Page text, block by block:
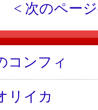
< 次のペー
コンフィ
リイカ